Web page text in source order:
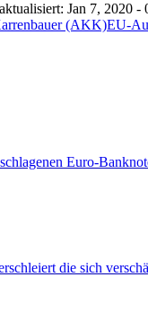
Jan 7, 2020 -
(AKK)EU-
Euro-
die sich